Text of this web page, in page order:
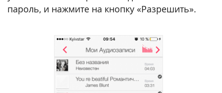
пароль, и нажмите на кнопку «Разрешить».